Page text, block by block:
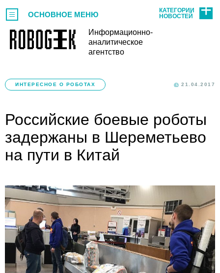
Информационно-
аналитическое
агентство
ОСНОВНОЕ МЕНЮ
КАТЕГОРИИ
НОВОСТЕЙ
ИНТЕРЕСНОЕ О РОБОТАХ 21.04.2017
Российские боевые роботы
задержаны в Шереметьево
на пути в Китай